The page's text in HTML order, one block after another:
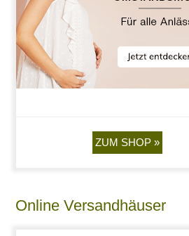
ZUM SHOP »
Online Versandhäuser